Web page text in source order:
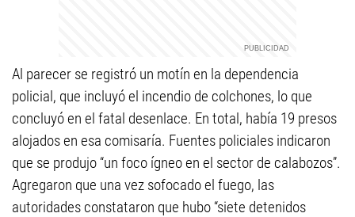
Al parecer se registró un motín en la dependencia
policial, que incluyó el incendio de colchones, lo que
concluyó en el fatal desenlace. En total, había 19 presos
alojados en esa comisaría. Fuentes policiales indicaron
que se produjo “un foco ígneo en el sector de calabozos”.
Agregaron que una vez sofocado el fuego, las
autoridades constataron que hubo “siete detenidos